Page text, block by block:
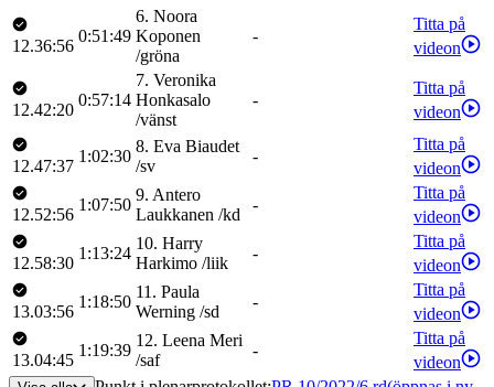
12.36:56
0:51:49
6. Noora
Koponen
/gröna
-
Titta på
videon
12.42:20
0:57:14
7. Veronika
Honkasalo
/vänst
-
Titta på
videon
12.47:37
1:02:30
8. Eva Biaudet
/sv
-
Titta på
videon
12.52:56
1:07:50
9. Antero
Laukkanen /kd
-
Titta på
videon
12.58:30
1:13:24
10. Harry
Harkimo /liik
-
Titta på
videon
13.03:56
1:18:50
11. Paula
Werning /sd
-
Titta på
videon
13.04:45
1:19:39
12. Leena Meri
/saf
-
Titta på
videon